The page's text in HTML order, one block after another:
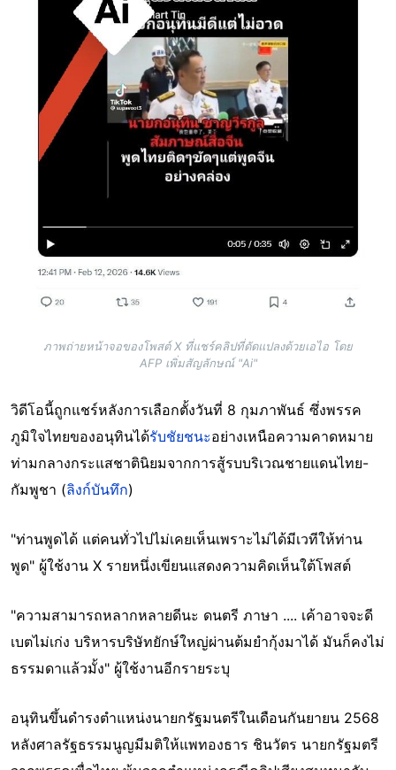
ภาพถ่ายหน้าจอของโพสต์ X ที่แชร์คลิปที่ดัดแปลงด้วยเอไอ โดย
AFP เพิ่มสัญลักษณ์ "Ai"
วิดีโอนี้ถูกแชร์หลังการเลือกตั้งวันที่ 8 กุมภาพันธ์ ซึ่งพรรค
ภูมิใจไทยของอนุทินได้รับชัยชนะอย่างเหนือความคาดหมาย
ท่ามกลางกระแสชาตินิยมจากการสู้รบบริเวณชายแดนไทย-
กัมพูชา (ลิงก์บันทึก)
"ท่านพูดได้ แต่คนทั่วไปไม่เคยเห็นเพราะไม่ได้มีเวทีให้ท่าน
พูด" ผู้ใช้งาน X รายหนึ่งเขียนแสดงความคิดเห็นใต้โพสต์
"ความสามารถหลากหลายดีนะ ดนตรี ภาษา .... เค้าอาจจะดี
เบตไม่เก่ง บริหารบริษัทยักษ์ใหญ่ผ่านต้มยำกุ้งมาได้ มันก็คงไม่
ธรรมดาแล้วมั้ง" ผู้ใช้งานอีกรายระบุ
อนุทินขึ้นดำรงตำแหน่งนายกรัฐมนตรีในเดือนกันยายน 2568
หลังศาลรัฐธรรมนูญมีมติให้แพทองธาร ชินวัตร นายกรัฐมตรี